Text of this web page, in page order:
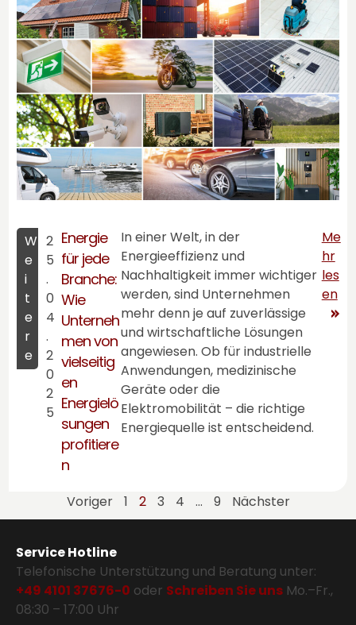
W
e
i
t
e
r
e
2
5
.
0
4
.
2
0
2
5
Energie
für jede
Branche:
Wie
Unterneh
men von
vielseitig
en
Energielö
sungen
profitiere
n
In einer Welt, in der
Energieeffizienz und
Nachhaltigkeit immer wichtiger
werden, sind Unternehmen
mehr denn je auf zuverlässige
und wirtschaftliche Lösungen
angewiesen. Ob für industrielle
Anwendungen, medizinische
Geräte oder die
Elektromobilität – die richtige
Energiequelle ist entscheidend.
Me
hr
les
en
Voriger 1 2 3 4 ... 9 Nächster
Service Hotline
Telefonische Unterstützung und Beratung unter:
+49 4101 37676-0 oder Schreiben Sie uns Mo.–Fr.,
08:30 – 17:00 Uhr